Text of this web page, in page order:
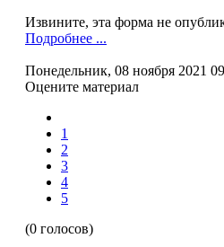
Извините, эта форма не
Подробнее ...
Понедельник, 08 ноября 2021
Оцените материал
1
2
3
4
5
(0 голосов)